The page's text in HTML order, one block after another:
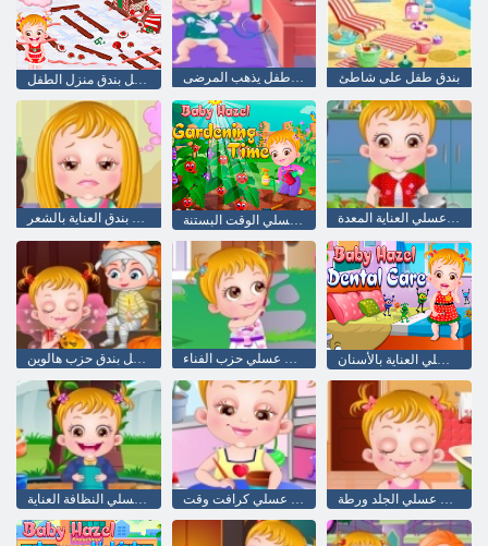
الزنجبيل بندق منزل الطفل بندق طفل يذهب المرضى بندق طفل على شاطئ
طفل بندق العناية بالشعر طفل عسلي العناية المعدة
طفل بندق حزب هالوين طفل عسلي حزب الفناء طفل عسلي العناية بالأسنان
طفل عسلي النظافة العناية طفل عسلي كرافت وقت طفل عسلي الجلد ورطة